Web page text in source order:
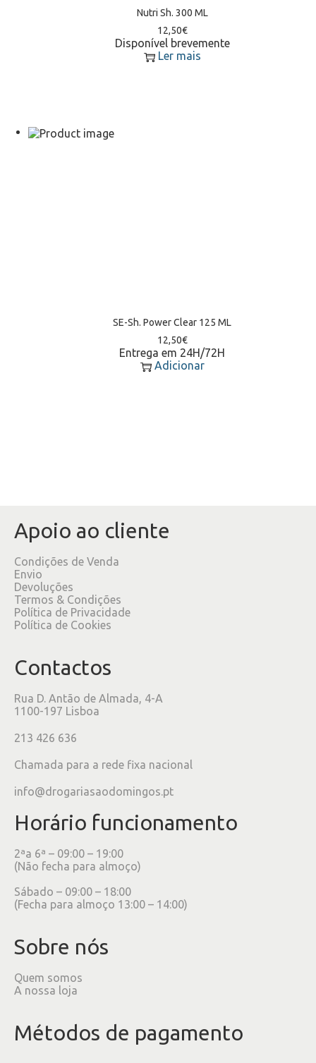
Nutri Sh. 300 ML
12,50€
Disponível brevemente
Ler mais
SE-Sh. Power Clear 125 ML
12,50€
Entrega em 24H/72H
Adicionar
Apoio ao cliente
Condições de Venda
Envio
Devoluções
Termos & Condições
Política de Privacidade
Política de Cookies
Contactos
Rua D. Antão de Almada, 4-A
1100-197 Lisboa
213 426 636
Chamada para a rede fixa nacional
info@drogariasaodomingos.pt
Horário funcionamento
2ªa 6ª – 09:00 – 19:00
(Não fecha para almoço)
Sábado – 09:00 – 18:00
(Fecha para almoço 13:00 – 14:00)
Sobre nós
Quem somos
A nossa loja
Métodos de pagamento